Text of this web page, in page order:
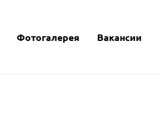
Фотогалерея Вакансии